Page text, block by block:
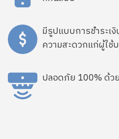
SVG
มีรูปแบบการชำระเ
ความสะดวกแก่ผู้ใช้
SVG ปลอดภัย 100% ด้ว